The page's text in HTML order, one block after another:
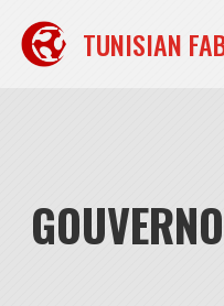
contenu
TUNISIAN